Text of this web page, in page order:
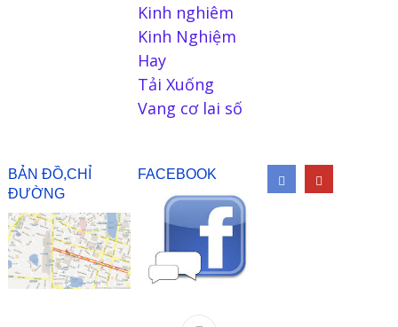
Kinh nghiêm
Kinh Nghiệm
Hay
Tải Xuống
Vang cơ lai số
BẢN ĐỒ,CHỈ
ĐƯỜNG
FACEBOOK